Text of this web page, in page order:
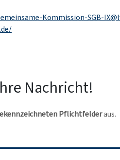
Kommission-SGB-
Nachricht!
Pflichtfelderaus.